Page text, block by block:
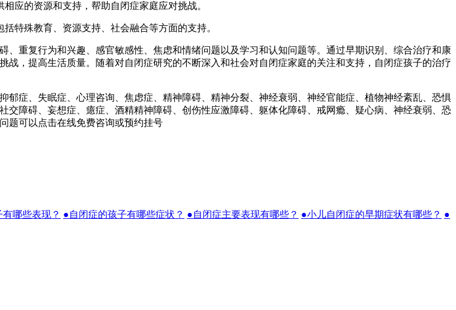
的资源和支持，帮助自闭症家庭应对挑战。
殊教育、资源支持、社会融合等方面的支持。
重复行为和兴趣、感官敏感性、焦虑和情绪问题以及学习和认知问题等。通过早期识别、综合治疗和康
，提高生活质量。随着对自闭症研究的不断深入和社会对自闭症家庭的关注和支持，自闭症孩子的治疗
症、失眠症、心理咨询、焦虑症、精神障碍、精神分裂、神经衰弱、神经官能症、植物神经紊乱、恐惧
障碍、妄想症、癔症、酒精精神障碍、创伤性应激障碍、躯体化障碍、戒网瘾、疑心病、神经衰弱、恐
题可以点击在线免费咨询或预约挂号
哪些表现？ ●自闭症的孩子有哪些症状？ ●自闭症主要表现有哪些？ ●小儿自闭症的早期症状有哪些？ ●